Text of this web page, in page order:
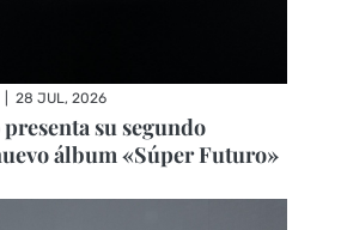
28 JUL, 2026
su segundo
álbum «Súper Futuro»